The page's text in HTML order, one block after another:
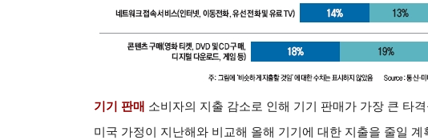
기기 판매 소비자의 지출 감소로 인해 기기 판매가 가장 큰 타
미국 가정이 지난해와 비교해 올해 기기에 대한 지출을 줄일